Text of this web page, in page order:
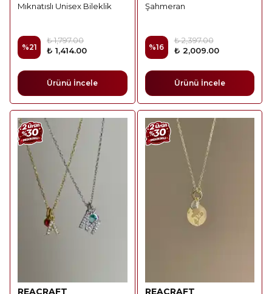
Mıknatıslı Unisex Bileklik
%21
₺ 1,797.00
₺ 1,414.00
Ürünü İncele
Şahmeran
%16
₺ 2,397.00
₺ 2,009.00
Ürünü İncele
REACRAFT REACRAFT